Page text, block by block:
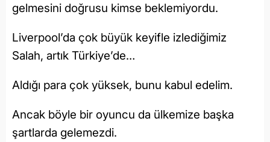
gelmesini doğrusu kimse beklemiyordu.
Liverpool’da çok büyük keyifle izlediğimiz
Salah, artık Türkiye’de…
Aldığı para çok yüksek, bunu kabul edelim.
Ancak böyle bir oyuncu da ülkemize başka
şartlarda gelemezdi.